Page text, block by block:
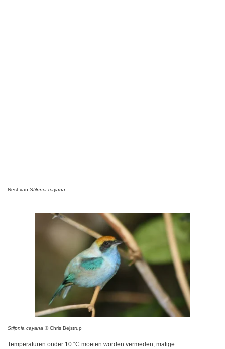
Nest van Stilpnia cayana.
Stilpnia cayana © Chris Bejstrup
Temperaturen onder 10 °C moeten worden vermeden; matige